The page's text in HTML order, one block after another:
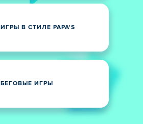
ИГРЫ В СТИЛЕ PAPA'S
БЕГОВЫЕ ИГРЫ